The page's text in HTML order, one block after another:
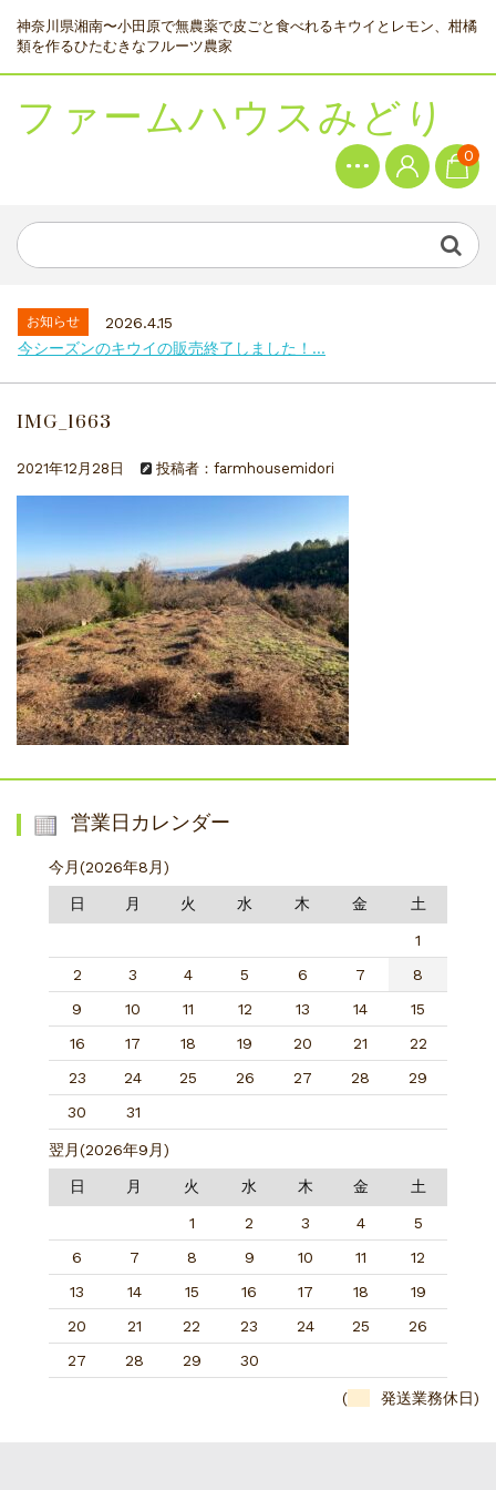
神奈川県湘南〜小田原で無農薬で皮ごと食べれるキウイとレモン、柑橘
類を作るひたむきなフルーツ農家
ファームハウスみどり 0
お知らせ
2026.4.15
今シーズンのキウイの販売終了しました！...
IMG_1663
2021年12月28日 投稿者：farmhousemidori
営業日カレンダー
今月(2026年8月)
日 月 火 水 木 金 土
1
2
3 4 5 6 7
8
9
10 11 12 13 14
15
16
17 18 19 20 21
22
23
24 25 26 27 28
29
30
31
翌月(2026年9月)
日 月 火 水 木 金 土
1 2 3 4
5
6
7 8 9 10 11
12
13
14 15 16 17 18
19
20
21 22 23 24 25
26
27
28 29 30
( 発送業務休日)